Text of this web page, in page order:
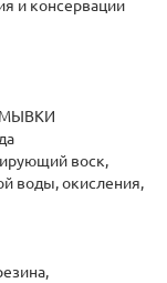
и консервации
воск,
воды, окисления,